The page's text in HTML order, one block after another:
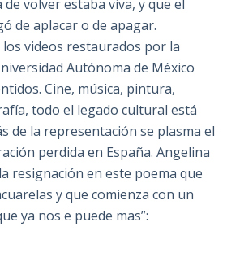
volver estaba viva, y que el
de aplacar o de apagar.
los videos restaurados por la
Autónoma de México
Cine, música, pintura,
todo el legado cultural está
de la representación se plasma el
perdida en España. Angelina
resignación en este poema que
y que comienza con un
ya nos e puede mas”: